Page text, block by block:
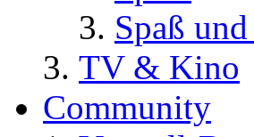
Spaß
TV & Kino
Community